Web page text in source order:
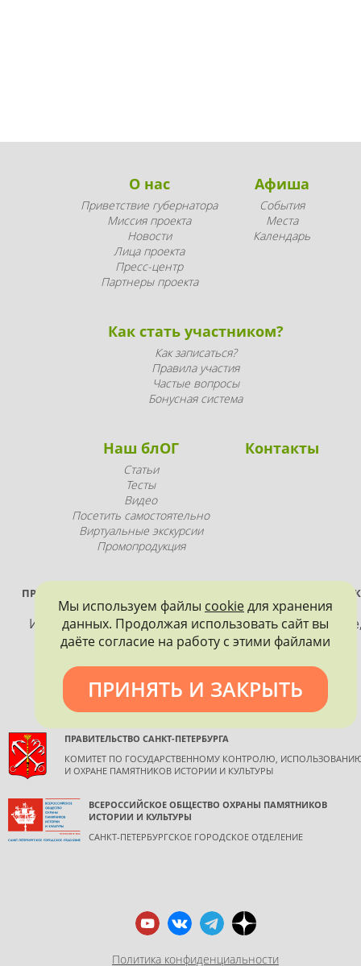
О нас
Приветствие губернатора
Миссия проекта
Новости
Лица проекта
Пресс-центр
Партнеры проекта
Афиша
События
Места
Календарь
Как стать участником?
Как записаться?
Правила участия
Частые вопросы
Бонусная система
Наш блОГ
Статьи
Тесты
Видео
Посетить самостоятельно
Виртуальные экскурсии
Промопродукция
Контакты
ПРОЕКТ РЕАЛИЗУЕТСЯ ПРИ ПОДДЕРЖКЕ ПРАВИТЕЛЬСТВА
ПЕТЕРБУРГА
Использование материалов, размещенных на
допускается только с согласия правообладателя и
ПРАВИТЕЛЬСТВО САНКТ-ПЕТЕРБУРГА
КОМИТЕТ ПО ГОСУДАРСТВЕННОМУ КОНТРОЛЮ,
И ОХРАНЕ ПАМЯТНИКОВ ИСТОРИИ И КУЛЬТУРЫ
ВСЕРОССИЙСКОЕ ОБЩЕСТВО ОХРАНЫ ПАМЯТНИКОВ
ИСТОРИИ И КУЛЬТУРЫ
САНКТ-ПЕТЕРБУРГСКОЕ ГОРОДСКОЕ ОТДЕЛЕНИЕ
Политика конфиденциальности
Мы используем файлы cookieдля хранения
данных. Продолжая использовать сайт вы
даёте согласие на работу с этими файлами
ПРИНЯТЬ И ЗАКРЫТЬ